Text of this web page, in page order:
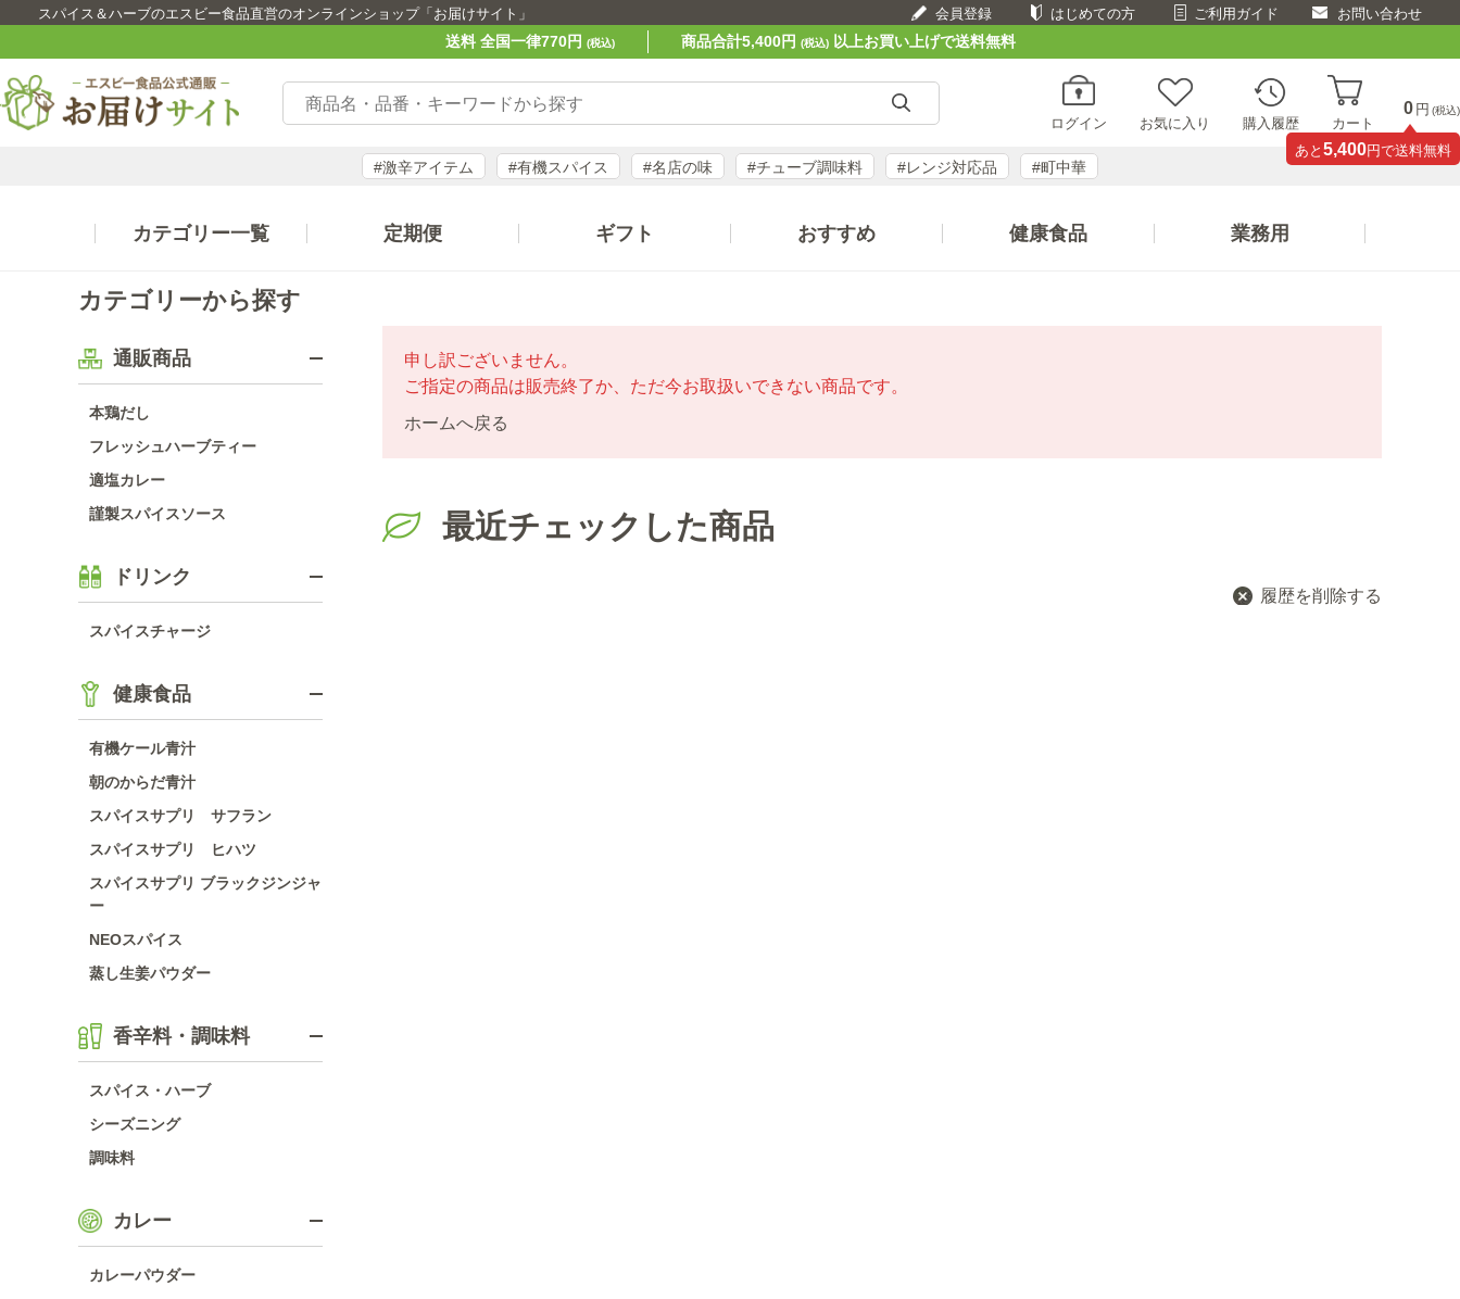
スパイス＆ハーブのエスビー食品直営のオンラインショップ「お届けサイト」 会員登録 はじめての方 ご利用ガイド お問い合わせ
送料 全国一律770円 (税込) 商品合計5,400円 (税込)以上お買い上げで送料無料
ログイン お気に入り 購入履歴 カート
0 円 (税込)
あと 5,400円で送料無料
#激辛アイテム #有機スパイス #名店の味 #チューブ調味料 #レンジ対応品 #町中華
カテゴリー一覧 定期便 ギフト おすすめ 健康食品 業務用
カテゴリーから探す
通販商品
本鶏だし
フレッシュハーブティー
適塩カレー
謹製スパイスソース
ドリンク
スパイスチャージ
健康食品
有機ケール青汁
朝のからだ青汁
スパイスサプリ サフラン
スパイスサプリ ヒハツ
スパイスサプリ ブラックジンジャ
ー
NEOスパイス
蒸し生姜パウダー
香辛料・調味料
スパイス・ハーブ
シーズニング
調味料
カレー
カレーパウダー
申し訳ございません。
ご指定の商品は販売終了か、ただ今お取扱いできない商品です。
ホームへ戻る
最近チェックした商品
履歴を削除する